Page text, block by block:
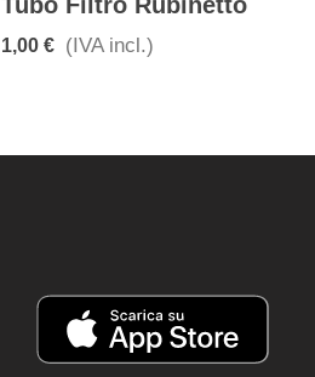
1,00 € (IVA incl.)